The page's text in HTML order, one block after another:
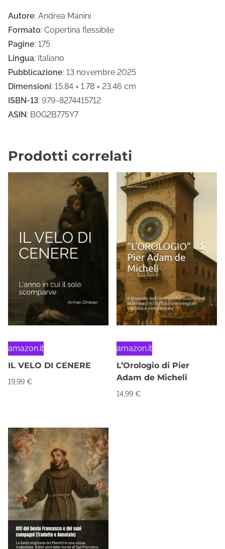
Autore: Andrea Manini
Formato: Copertina flessibile
Pagine: 175
Lingua: Italiano
Pubblicazione: 13 novembre 2025
Dimensioni: 15.84 × 1.78 × 23.46 cm
ISBN-13: 979-8274415712
ASIN: B0G2B775Y7
Prodotti correlati
amazon.it
IL VELO DI CENERE
19,99 €
amazon.it
L’Orologio di Pier
Adam de Micheli
14,99€